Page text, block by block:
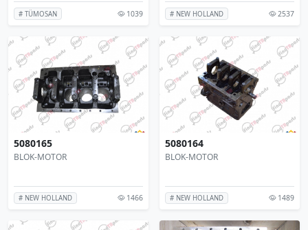
# TÜMOSAN 1039 # NEW HOLLAND 2537
5080165
BLOK-MOTOR
# NEW HOLLAND 1466
5080164
BLOK-MOTOR
# NEW HOLLAND 1489